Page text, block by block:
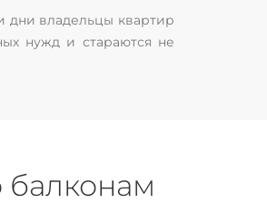
дни владельцы квартир
нужд и стараются не
балконам